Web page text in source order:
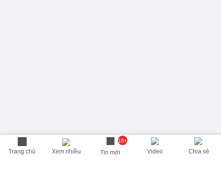
Trang chủ Xem nhiều
18+
Tin mới Video Chia sẻ